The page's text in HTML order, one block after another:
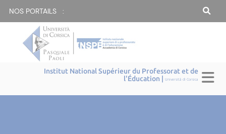
NOS PORTAILS :
Institut National Supérieur du Professorat et de
l'Éducation |Università di Corsica